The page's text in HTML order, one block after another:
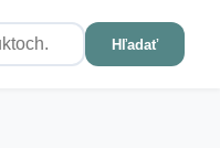
Hľadať